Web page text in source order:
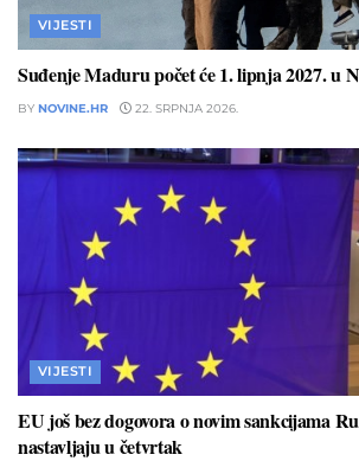
VIJESTI
Suđenje Maduru počet će 1. lipnja 2027. u
BY NOVINE.HR 22. SRPNJA 2026.
VIJESTI
EU još bez dogovora o novim sankcijama
nastavljaju u četvrtak